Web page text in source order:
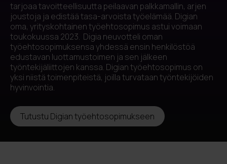
tarjoaa tavoitteellisuutta peilaavan palkkamallin, arjen
joustoja ja edistää tasa-arvoista työelämää. Digian
oma, yrityskohtainen työehtosopimus astui voimaan
toukokuussa 2023. Digia neuvotteli oman
työehtosopimuksensa yhdessä ensin henkilöstöä
edustavan luottamustoimen ja sen jälkeen
työntekijäliittojen kanssa. Digian työehtosopimus on
yksi niistä toimenpiteistä, joilla turvataan työntekijöiden
hyvinvointia.
Tutustu Digian työehtosopimukseen